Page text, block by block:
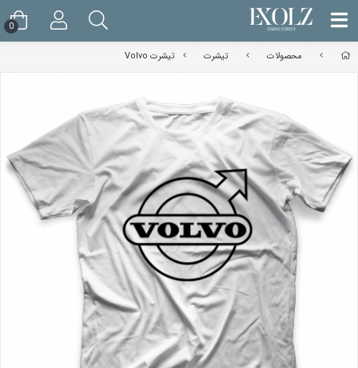
محصولات تیشرت تیشرت Volvo
0